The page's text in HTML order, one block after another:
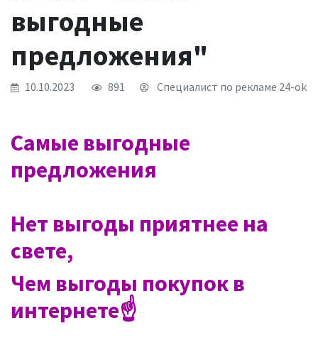
выгодные
предложения"
10.10.2023 891 Специалист по рекламе 24-ok
Самые выгодные
предложения
Нет выгоды приятнее на
свете,
Чем выгоды покупок в
интернете☝